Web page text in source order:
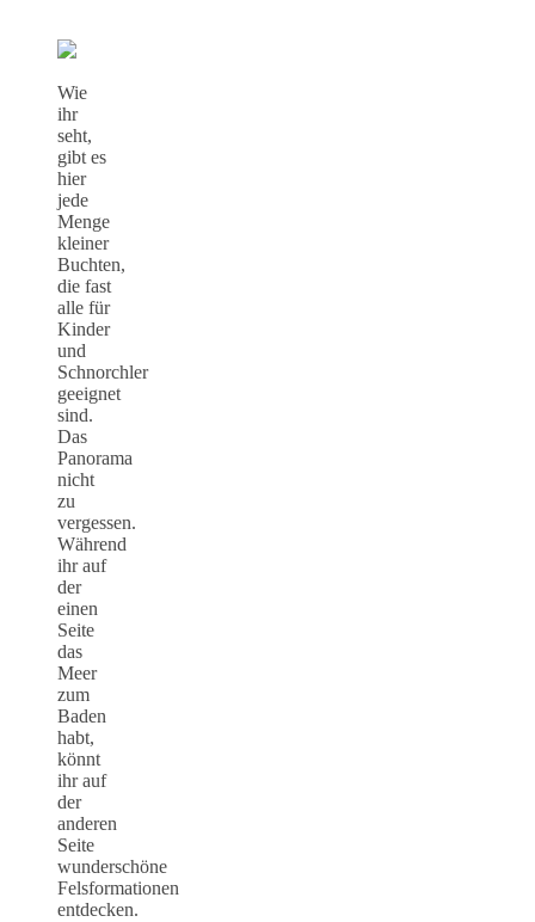
Wie
ihr
seht,
gibt es
hier
jede
Menge
kleiner
Buchten,
die fast
alle für
Kinder
und
Schnorchler
geeignet
sind.
Das
Panorama
nicht
zu
vergessen.
Während
ihr auf
der
einen
Seite
das
Meer
zum
Baden
habt,
könnt
ihr auf
der
anderen
Seite
wunderschöne
Felsformationen
entdecken.